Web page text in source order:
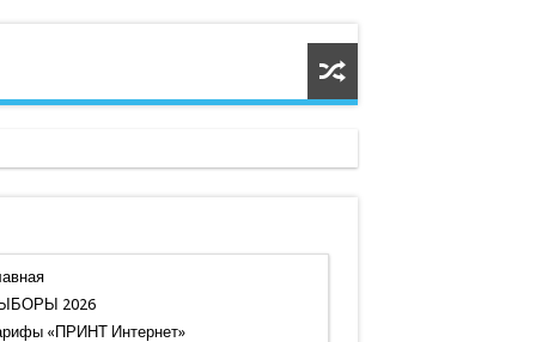
2026
«ПРИНТ Интернет»